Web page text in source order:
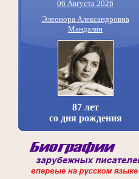
06 Августа 2026
Элеонора Александровна
Мандалян
87 лет
со дня рождения